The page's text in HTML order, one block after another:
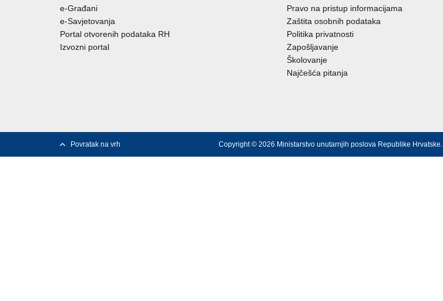
e-Građani
e-Savjetovanja
Portal otvorenih podataka RH
Izvozni portal
Pravo na pristup informacijama
Zaštita osobnih podataka
Politika privatnosti
Zapošljavanje
Školovanje
Najčešća pitanja
Povratak na vrh Copyright © 2026 Ministarstvo unutarnjih poslova Republike Hrvatske.